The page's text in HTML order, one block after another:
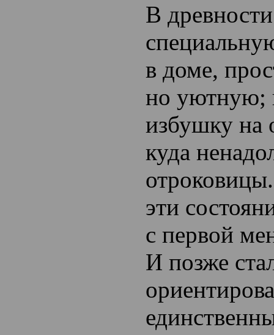
В
в доме,
но уютную;
избушку на
куда
эти
с первой
И позже